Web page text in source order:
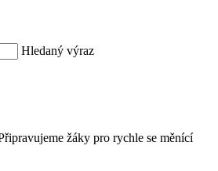
Hledaný výraz
žáky pro rychle se měnící